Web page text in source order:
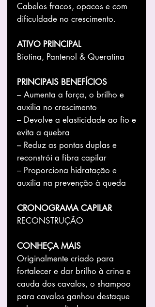
Cabelos fracos, opacos e com
dificuldade no crescimento.
ATIVO PRINCIPAL
Biotina, Pantenol & Queratina
PRINCIPAIS BENEFÍCIOS
– Aumenta a força, o brilho e
auxilia no crescimento
– Devolve a elasticidade ao fio e
evita a quebra
– Reduz as pontas duplas e
reconstrói a fibra capilar
– Proporciona hidratação e
auxilia na prevenção à queda
CRONOGRAMA CAPILAR
RECONSTRUÇÃO
CONHEÇA MAIS
Originalmente criado para
fortalecer e dar brilho à crina e
cauda dos cavalos, o shampoo
para cavalos ganhou destaque